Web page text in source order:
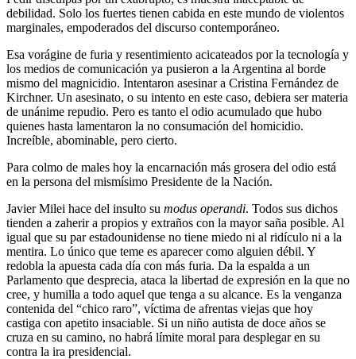
debilidad. Solo los fuertes tienen cabida en este mundo de violentos
marginales, empoderados del discurso contemporáneo.
Esa vorágine de furia y resentimiento acicateados por la tecnología y
los medios de comunicación ya pusieron a la Argentina al borde
mismo del magnicidio. Intentaron asesinar a Cristina Fernández de
Kirchner. Un asesinato, o su intento en este caso, debiera ser materia
de unánime repudio. Pero es tanto el odio acumulado que hubo
quienes hasta lamentaron la no consumación del homicidio.
Increíble, abominable, pero cierto.
Para colmo de males hoy la encarnación más grosera del odio está
en la persona del mismísimo Presidente de la Nación.
Javier Milei hace del insulto su modus operandi. Todos sus dichos
tienden a zaherir a propios y extraños con la mayor saña posible. Al
igual que su par estadounidense no tiene miedo ni al ridículo ni a la
mentira. Lo único que teme es aparecer como alguien débil. Y
redobla la apuesta cada día con más furia. Da la espalda a un
Parlamento que desprecia, ataca la libertad de expresión en la que no
cree, y humilla a todo aquel que tenga a su alcance. Es la venganza
contenida del “chico raro”, víctima de afrentas viejas que hoy
castiga con apetito insaciable. Si un niño autista de doce años se
cruza en su camino, no habrá límite moral para desplegar en su
contra la ira presidencial.